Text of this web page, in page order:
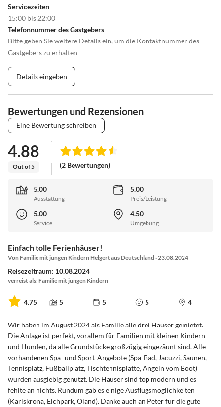
Servicezeiten
15:00 bis 22:00
Telefonnummer des Gastgebers
Bitte geben Sie weitere Details ein, um die Kontaktnummer des
Gastgebers zu erhalten
Details eingeben
Bewertungen und Rezensionen
Eine Bewertung schreiben
4.88
Out of 5 (2 Bewertungen)
5.00
Ausstattung
5.00
Preis/Leistung
5.00
Service
4.50
Umgebung
Einfach tolle Ferienhäuser!
Von Familie mit jungen Kindern Helgert aus Deutschland · 23.08.2024
Reisezeitraum: 10.08.2024
verreist als: Familie mit jungen Kindern
4.75 5 5 5 4
Wir haben im August 2024 als Familie alle drei Häuser gemietet.
Die Anlage ist perfekt, vorallem für Familien mit kleinen Kindern
und Hunden, da alle Grundstücke großzügig eingezäunt sind. Alle
vorhandenen Spa- und Sport-Angebote (Spa-Bad, Jacuzzi, Saunen,
Tennisplatz, Fußballplatz, Tischtennisplatte, Angeln vom Boot)
wurden ausgiebig genutzt. Die Häuser sind top modern und es
fehlte an nichts. Rundum gab es einige Ausflugsmöglichkeiten
(Karlskrona, Elchpark, Öland). Danke auch an Peter für die gute